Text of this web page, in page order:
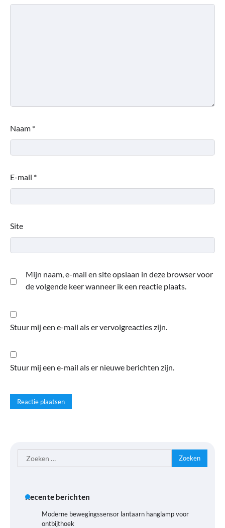
Naam *
E-mail *
Site
Mijn naam, e-mail en site opslaan in deze browser voor
de volgende keer wanneer ik een reactie plaats.
Stuur mij een e-mail als er vervolgreacties zijn.
Stuur mij een e-mail als er nieuwe berichten zijn.
Zoeken
naar:
Recente berichten
Moderne bewegingssensor lantaarn hanglamp voor
ontbijthoek